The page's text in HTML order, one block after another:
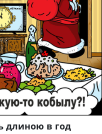
длиною в год